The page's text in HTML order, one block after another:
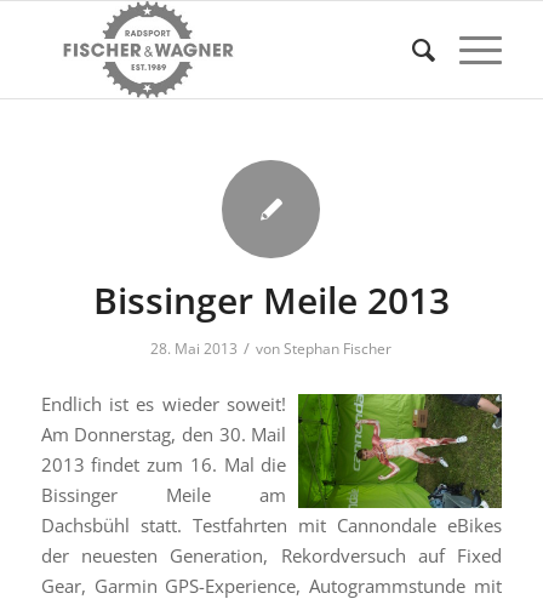
Bissinger Meile 2013
28. Mai 2013 / vonStephan Fischer
Endlich ist es wieder soweit!
Am Donnerstag, den 30. Mail
2013 findet zum 16. Mal die
Bissinger Meile am
Dachsbühl statt. Testfahrten mit Cannondale eBikes
der neuesten Generation, Rekordversuch auf Fixed
Gear, Garmin GPS-Experience, Autogrammstunde mit